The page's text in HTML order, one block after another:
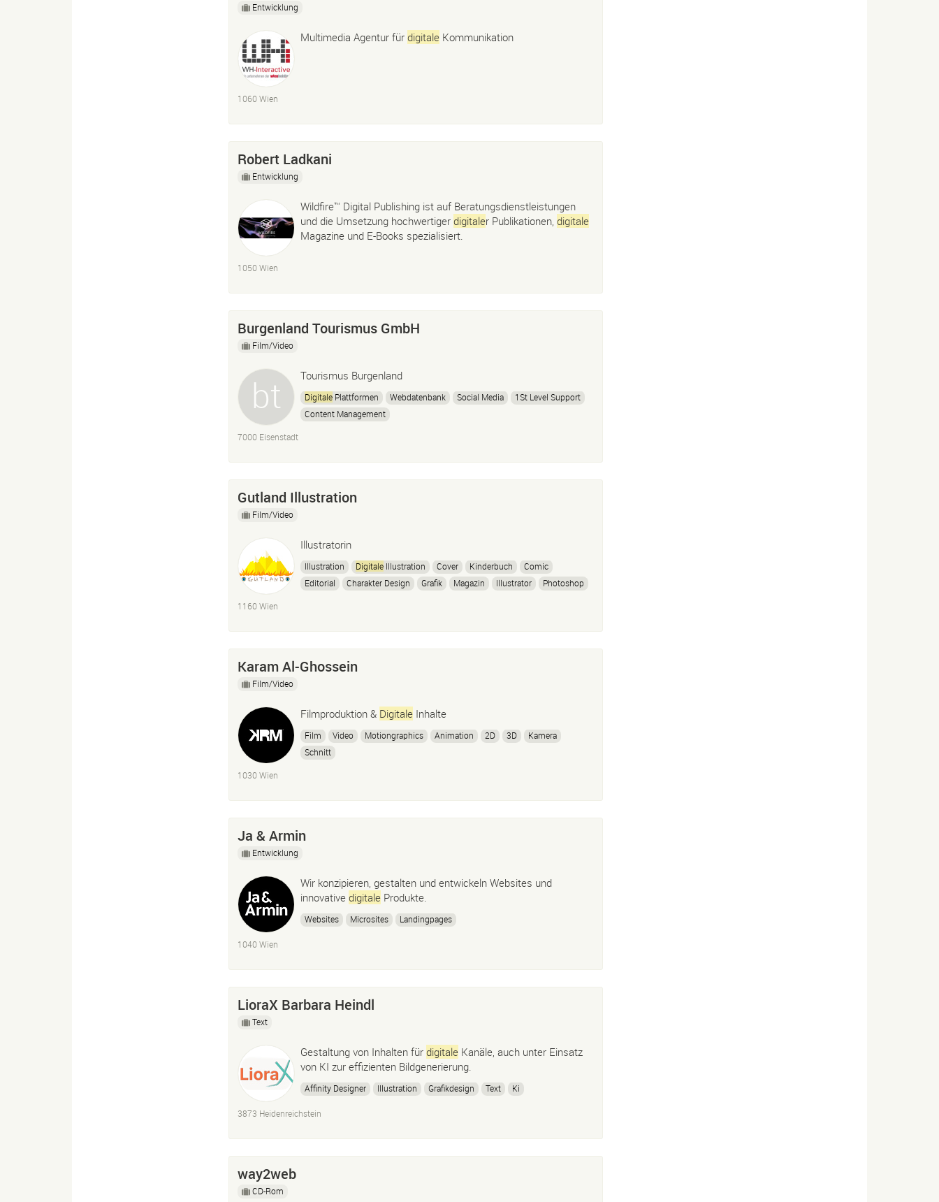
Entwicklung
Multimedia Agentur für digitale Kommunikation
1060 Wien
Robert Ladkani
Entwicklung
Wildfire™ Digital Publishing ist auf Beratungsdienstleistungen
und die Umsetzung hochwertiger digitaler Publikationen, digitale
Magazine und E-Books spezialisiert.
1050 Wien
Burgenland Tourismus GmbH
Film/Video
Tourismus Burgenland
Digitale Plattformen Webdatenbank Social Media
1St Level Support
Content Management
7000 Eisenstadt
Gutland Illustration
Film/Video
Illustratorin
Illustration Digitale Illustration Cover Kinderbuch
Comic
Editorial
Charakter Design Grafik Magazin Illustrator
Photoshop
1160 Wien
Karam Al-Ghossein
Film/Video
Filmproduktion & Digitale Inhalte
Film Video Motiongraphics Animation 2D 3D
Kamera
Schnitt
1030 Wien
Ja & Armin
Entwicklung
Wir konzipieren, gestalten und entwickeln Websites und
innovative digitale Produkte.
Websites Microsites Landingpages
1040 Wien
LioraX Barbara Heindl
Text
Gestaltung von Inhalten für digitale Kanäle, auch unter Einsatz
von KI zur effizienten Bildgenerierung.
Affinity Designer Illustration Grafikdesign Text Ki
3873 Heidenreichstein
way2web
CD-Rom